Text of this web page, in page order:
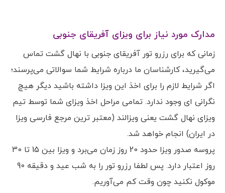
مدارک مورد نیاز برای ویزای آفریقای جنوبی
زمانی که برای رزرو تور آفریقای جنوبی با نهال گشت تماس
می‌گیرید، کارشناسان ما درباره شرایط شما سوالاتی می‌پرسند؛
اگر شرایط لازم را برای اخذ این ویزا داشته باشید دیگر هیچ
نگرانی ای وجود ندارد. تمامی مراحل اخذ ویزای شما توسط تیم
ویزای نهال گشت یعنی ویزالند (معتبر ترین مرجع فارسی ویزا
در ایران) انجام خواهد شد.
پروسه صدور ویزا حدود 20 روز زمان می‌برد و ویزا بین 15 تا 30
روز اعتبار دارد. پس لطفا رزرو تور را به شب عید و دقیقه 90
موکول نکنید چون وقت کم می‌آوریم.